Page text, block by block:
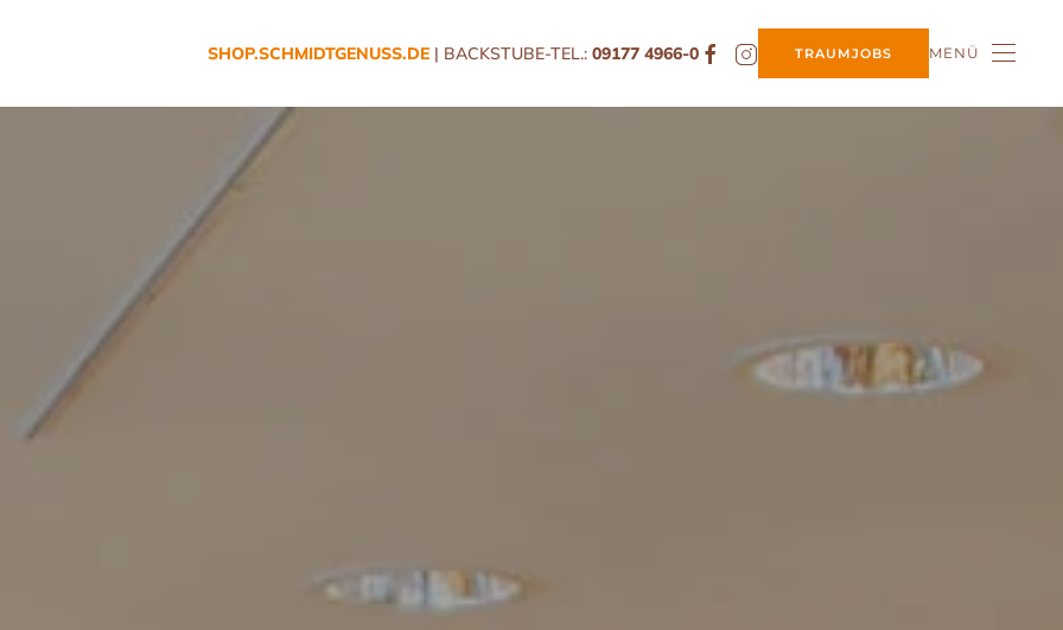
SHOP.SCHMIDTGENUSS.DE | BACKSTUBE-TEL.: 09177 4966-0 TRAUMJOBS MENÜ